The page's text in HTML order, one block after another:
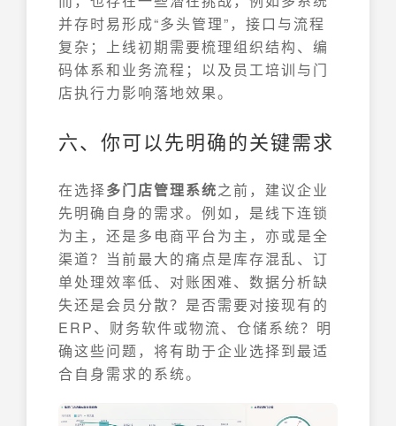
并存时易形成“多头管理”，接口与流程
复杂；上线初期需要梳理组织结构、编
码体系和业务流程；以及员工培训与门
店执行力影响落地效果。
六、你可以先明确的关键需求
在选择多门店管理系统之前，建议企业
先明确自身的需求。例如，是线下连锁
为主，还是多电商平台为主，亦或是全
渠道？当前最大的痛点是库存混乱、订
单处理效率低、对账困难、数据分析缺
失还是会员分散？是否需要对接现有的
ERP、财务软件或物流、仓储系统？明
确这些问题，将有助于企业选择到最适
合自身需求的系统。